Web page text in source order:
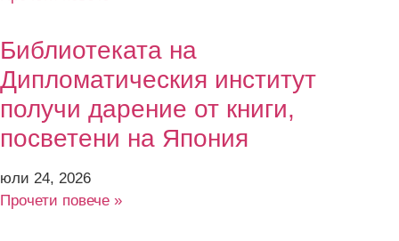
Библиотеката на
Дипломатическия институт
получи дарение от книги,
посветени на Япония
юли 24, 2026
Прочети повече »